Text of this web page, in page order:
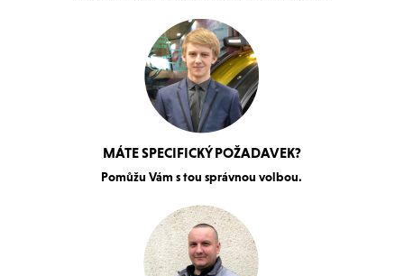
MÁTE SPECIFICKÝ POŽADAVEK?
Pomůžu Vám s tou správnou volbou.